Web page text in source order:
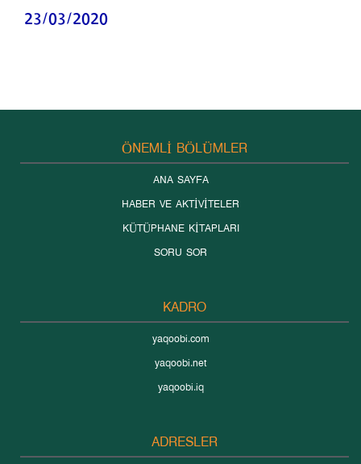
23/03/2020
ÖNEMLİ BÖLÜMLER
ANA SAYFA
HABER VE AKTİVİTELER
KÜTÜPHANE KİTAPLARI
SORU SOR
KADRO
yaqoobi.com
yaqoobi.net
yaqoobi.iq
ADRESLER